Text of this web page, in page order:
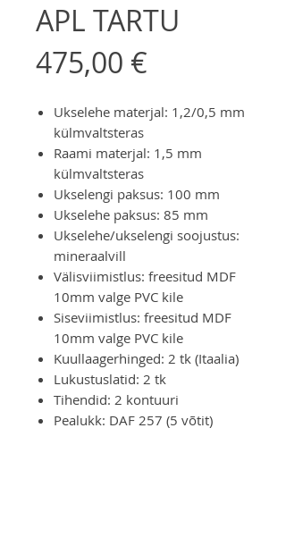
APL TARTU
475,00 €
Ukselehe materjal: 1,2/0,5 mm
külmvaltsteras
Raami materjal: 1,5 mm
külmvaltsteras
Ukselengi paksus: 100 mm
Ukselehe paksus: 85 mm
Ukselehe/ukselengi soojustus:
mineraalvill
Välisviimistlus: freesitud MDF
10mm valge PVC kile
Siseviimistlus: freesitud MDF
10mm valge PVC kile
Kuullaagerhinged: 2 tk (Itaalia)
Lukustuslatid: 2 tk
Tihendid: 2 kontuuri
Pealukk: DAF 257 (5 võtit)